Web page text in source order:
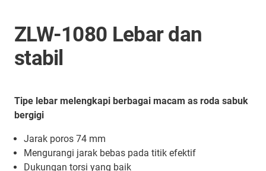
ZLW-1080 Lebar dan
stabil
Tipe lebar melengkapi berbagai macam as roda sabuk
bergigi
Jarak poros 74 mm
Mengurangi jarak bebas pada titik efektif
Dukungan torsi yang baik